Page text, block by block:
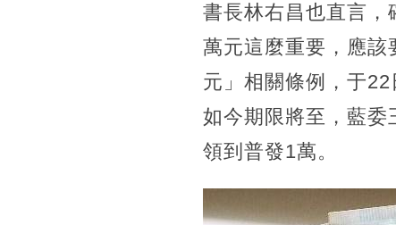
書長林右昌也直言，
萬元這麼重要，應該
元」相關條例，于
如今期限將至，藍委
領到普發1萬。